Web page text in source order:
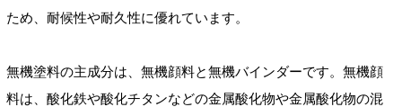
ため、耐候性や耐久性に優れています。
無機塗料の主成分は、無機顔料と無機バインダーです。無機顔
料は、酸化鉄や酸化チタンなどの金属酸化物や金属酸化物の混